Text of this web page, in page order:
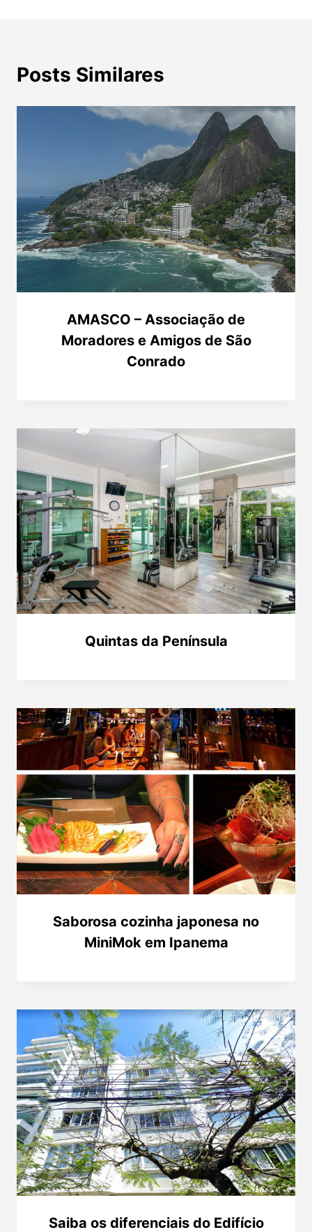
Posts Similares
AMASCO – Associação de
Moradores e Amigos de São
Conrado
Quintas da Península
Saborosa cozinha japonesa no
MiniMok em Ipanema
Saiba os diferenciais do Edifício